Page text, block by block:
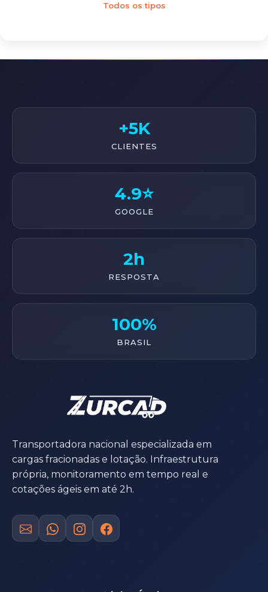
Todos os tipos
+5K
CLIENTES
4.9⭐
GOOGLE
2h
RESPOSTA
100%
BRASIL
Transportadora nacional especializada em
cargas fracionadas e lotação. Infraestrutura
própria, monitoramento em tempo real e
cotações ágeis em até 2h.